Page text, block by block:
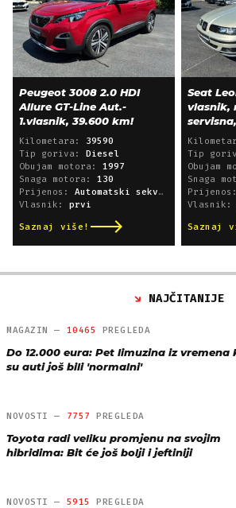
Peugeot 3008 2.0 HDI
Allure GT-Line Aut.-
1.vlasnik, 39.600 km!
Kilometara: 39590
Tip goriva: Diesel
Obujam motora: 1997
Snaga motora: 130
Prijenos: Automatski sekvencijski
Vlasnik: prvi
Saznaj više!
Seat
vlasnik,
Tip
Obujam
Snaga
Vlasnik:
Saznaj
NAJČITANIJE
MAGAZIN — 10465 PREGLEDA
Do 12.000 eura: Pet limuzina iz vremena
su auti još bili 'normalni'
NOVOSTI — 7757 PREGLEDA
Toyota radi veliku promjenu na svojim
hibridima: Bit će još bolji i jeftiniji
NOVOSTI — 5915 PREGLEDA